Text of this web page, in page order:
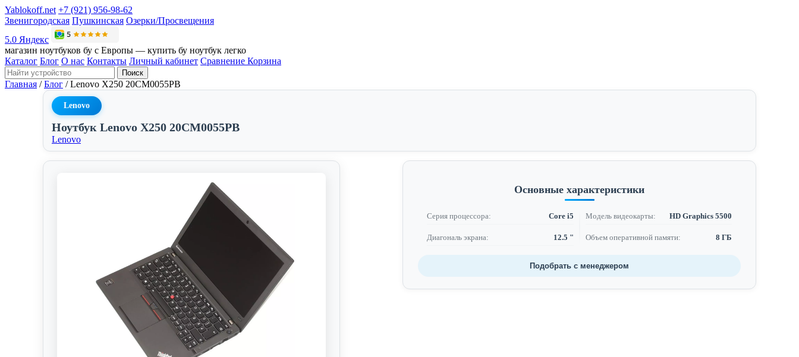
Yablokoff.net +7 (921) 956-98-62
Звенигородская Пушкинская Озерки/Просвещения
5.0 Яндекс
магазин ноутбуков бу с Европы — купить бу ноутбук легко
Каталог Блог О нас Контакты Личный кабинет Сравнение Корзина
Поиск
Главная / Блог / Lenovo X250 20CM0055PB
Lenovo
Ноутбук Lenovo X250 20CM0055PB
Lenovo
Основные характеристики
Серия процессора: Core i5 Модель видеокарты: HD Graphics 5500
Диагональ экрана: 12.5 " Объем оперативной памяти: 8 ГБ
Подобрать с менеджером